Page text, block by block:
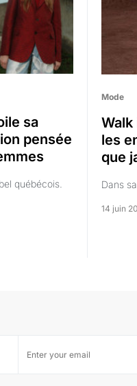
sa
pensée
québécois.
Mode
Walk
les
que
Dans
14 juin